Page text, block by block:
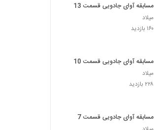
مسابقه آوای جادویی قسمت 13
میلاد
۱۶۰ بازدید
مسابقه آوای جادویی قسمت 10
میلاد
۲۲۸ بازدید
مسابقه آوای جادویی قسمت 7